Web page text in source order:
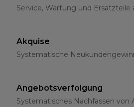
Service, Wartung und
Akquise
Systematische
Angebotsverfolgung
Systematisches Nachfassen von